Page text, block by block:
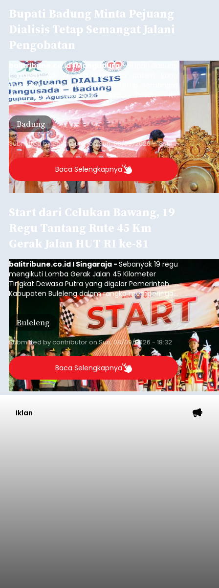
Bupati Badung Minta Pejuang
Dialisis Tetap Semangat Jalani
Pengobatan
balitribune.co.id | Mangupura- Bupati Badung
I Wayan Adi Arnawa meminta pasien yang
menjalani terapi dialisis untuk tetap semangat
dan tidak berputus asa. Pesan itu
disampaikannya saat menghadiri Sarasehan
Pejuang Dialisis yang digelar RSD Mangusada di
Ruang Kertha Gosana, Puspem Badung, Minggu
(9/8/2026).
Badung
Submitted bycontributoronSun, 08/09/2026 - 18:44
Baca Selengkapnya
Start dari Celukan Bawang, 19
Regu Tantang Rute 45 Km
Gerak Jalan HUT RI ke-81
balitribune.co.id I Singaraja - Sebanyak 19 regu
mengikuti Lomba Gerak Jalan 45 Kilometer
Tingkat Dewasa Putra yang digelar Pemerintah
Kabupaten Buleleng dalam rangka memperingati
HUT ke-81 Kemerdekaan Republik Indonesia.
Lomba resmi dimulai dari Lapangan Sepak Bola
Desa Celukan Bawang, Sabtu (8/8/2026) malam.
Buleleng
Submitted bycontributoron Sun, 08/09/2026 - 18:32
Baca Selengkapnya
Iklan